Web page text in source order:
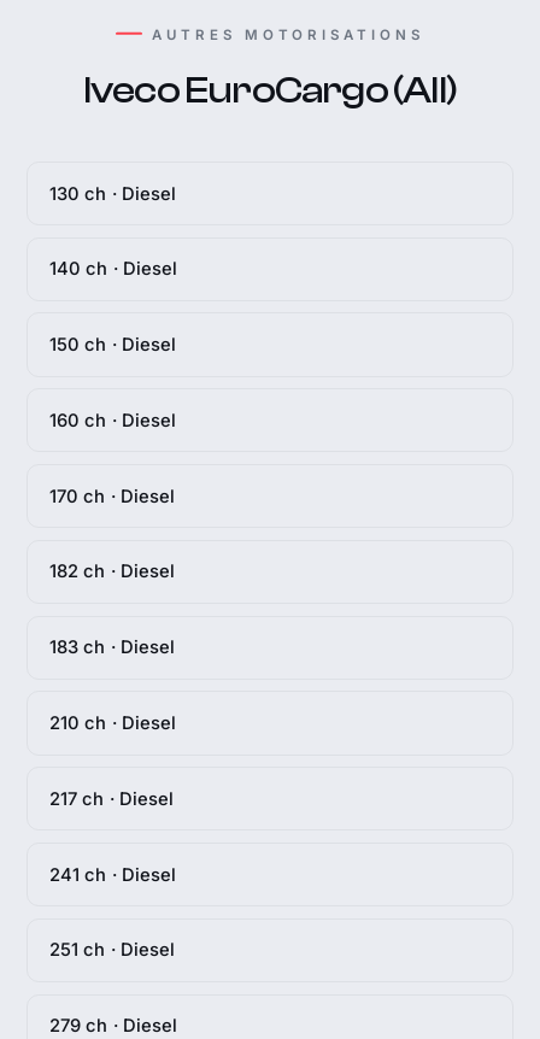
AUTRES MOTORISATIONS
Iveco EuroCargo (All)
130 ch · Diesel
140 ch · Diesel
150 ch · Diesel
160 ch · Diesel
170 ch · Diesel
182 ch · Diesel
183 ch · Diesel
210 ch · Diesel
217 ch · Diesel
241 ch · Diesel
251 ch · Diesel
279 ch · Diesel